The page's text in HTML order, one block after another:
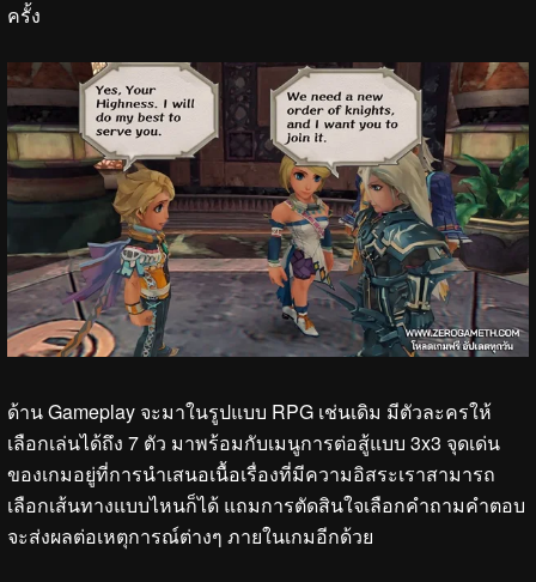
ครั้ง
ด้าน Gameplay จะมาในรูปแบบ RPG เช่นเดิม มีตัวละครให้
เลือกเล่นได้ถึง 7 ตัว มาพร้อมกับเมนูการต่อสู้แบบ 3x3 จุดเด่น
ของเกมอยู่ที่การนำเสนอเนื้อเรื่องที่มีความอิสระเราสามารถ
เลือกเส้นทางแบบไหนก็ได้ แถมการตัดสินใจเลือกคำถามคำตอบ
จะส่งผลต่อเหตุการณ์ต่างๆ ภายในเกมอีกด้วย